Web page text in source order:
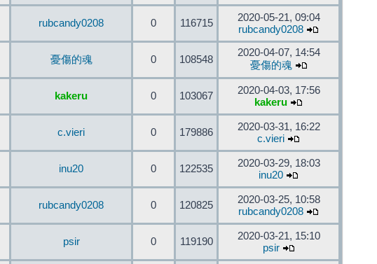
rubcandy0208 0 116715
2020-05-21, 09:04
rubcandy0208
憂傷的魂 0 108548
2020-04-07, 14:54
憂傷的魂
kakeru 0 103067
2020-04-03, 17:56
kakeru
c.vieri 0 179886
2020-03-31, 16:22
c.vieri
inu20 0 122535
2020-03-29, 18:03
inu20
rubcandy0208 0 120825
2020-03-25, 10:58
rubcandy0208
psir 0 119190
2020-03-21, 15:10
psir